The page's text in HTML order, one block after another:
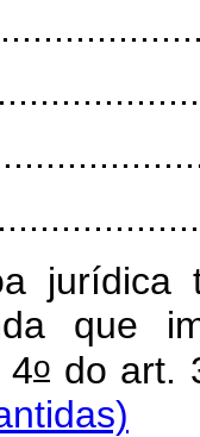
jurídica
que
4o do art.